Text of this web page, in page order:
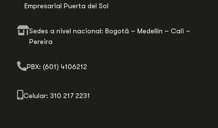
Empresarial Puerta del Sol
Sedes a nivel nacional: Bogotá – Medellín – Cali –
Pereira
PBX: (601) 4106212
Celular: 310 217 2231